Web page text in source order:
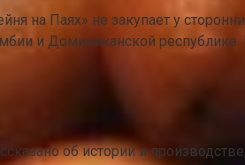
на Паях» не закупает у
и Доминиканской
об истории и